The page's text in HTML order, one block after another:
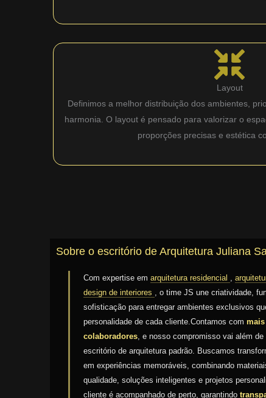
Layout
Definimos a melhor distribuição dos ambientes,
harmonia. O layout é pensado para valorizar o
proporções precisas e estética
Sobre o escritório de Arquitetura Juliana
Com expertise em arquitetura residencial ,
design de interiores , o time JS une criatividade,
sofisticação para entregar ambientes exclusivos
personalidade de cada cliente.Contamos com mais
colaboradores, e nosso compromisso vai além de
escritório de arquitetura padrão. Buscamos
em experiências memoráveis, combinando
qualidade, soluções inteligentes e projetos
cliente é acompanhado de perto, garantindo